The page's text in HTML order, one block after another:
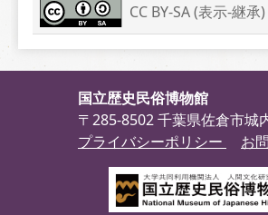
CC BY-SA (表示-継承
国立歴史民俗博物館
〒285-8502 千葉県佐倉市城
プライバシーポリシー
お